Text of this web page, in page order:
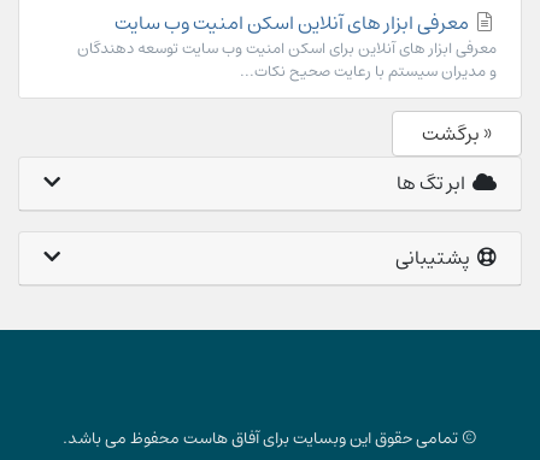
معرفی ابزار های آنلاین اسکن امنیت وب سایت
معرفی ابزار های آنلاین برای اسکن امنیت وب سایت توسعه دهندگان
و مدیران سیستم با رعایت صحیح نکات...
« برگشت
ابر تگ ها
پشتیبانی
© تمامی حقوق این وبسایت برای آفاق هاست محفوظ می باشد.